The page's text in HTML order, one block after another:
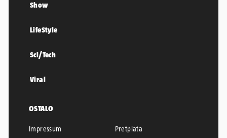
Show
LifeStyle
Sci/Tech
Viral
OSTALO
Impressum Pretplata